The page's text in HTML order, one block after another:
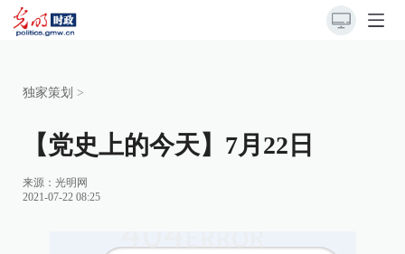
独家策划 >
【党史上的今天】7月22日
来源： 光明网
2021-07-22 08:25